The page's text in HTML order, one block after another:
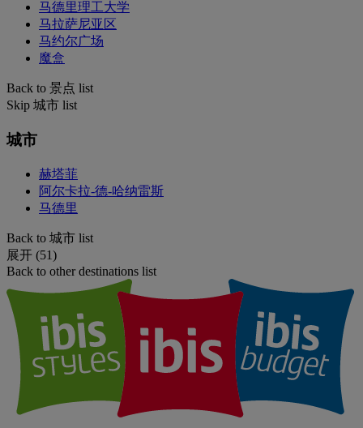
马德里理工大学
马拉萨尼亚区
马约尔广场
魔盒
Back to 景点 list
Skip 城市 list
城市
赫塔菲
阿尔卡拉-德-哈纳雷斯
马德里
Back to 城市 list
展开 (51)
Back to other destinations list